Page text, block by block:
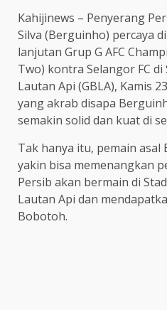
Kahijinews – Penyerang
Silva (Berguinho) percaya
lanjutan Grup G AFC
Two) kontra Selangor FC
Lautan Api (GBLA), Kamis
yang akrab disapa
semakin solid dan kuat di
Tak hanya itu, pemain asal
yakin bisa memenangkan
Persib akan bermain di
Lautan Api dan
Bobotoh.